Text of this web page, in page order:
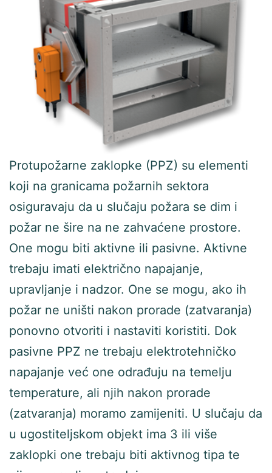
Protupožarne zaklopke (PPZ) su elementi
koji na granicama požarnih sektora
osiguravaju da u slučaju požara se dim i
požar ne šire na ne zahvaćene prostore.
One mogu biti aktivne ili pasivne. Aktivne
trebaju imati električno napajanje,
upravljanje i nadzor. One se mogu, ako ih
požar ne uništi nakon prorade (zatvaranja)
ponovno otvoriti i nastaviti koristiti. Dok
pasivne PPZ ne trebaju elektrotehničko
napajanje već one odrađuju na temelju
temperature, ali njih nakon prorade
(zatvaranja) moramo zamijeniti. U slučaju da
u ugostiteljskom objekt ima 3 ili više
zaklopki one trebaju biti aktivnog tipa te